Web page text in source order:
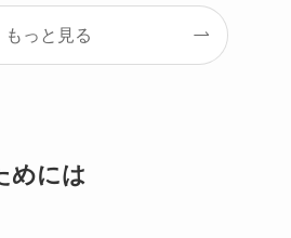
もっと見る
めには